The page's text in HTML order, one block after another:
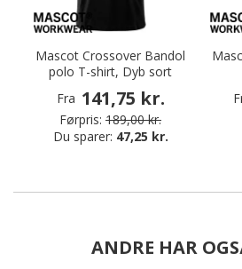
Mascot Crossover Bandol
polo T-shirt, Dyb sort
Fra 141,75 kr.
Førpris: 189,00 kr.
Du sparer: 47,25 kr.
ANDRE HAR